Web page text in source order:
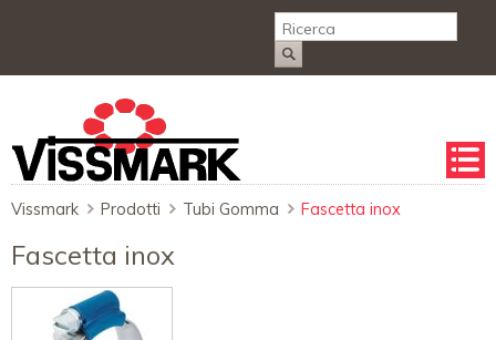
Salta
la
Vissmark Prodotti Tubi Gomma Fascetta inox
Fascetta inox